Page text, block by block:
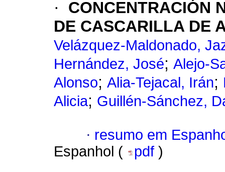
·
CONCENTRACIÓN
DE CASCARILLA DE
Velázquez-Maldonado,
Hernández, José; Alejo-
Alonso; Alia-Tejacal, Irán;
Alicia; Guillén-Sánchez,
· resumo em
Espanhol (
pdf )